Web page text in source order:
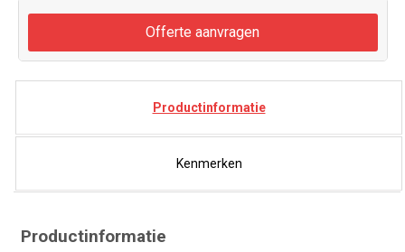
Offerte aanvragen
Productinformatie
Kenmerken
Productinformatie